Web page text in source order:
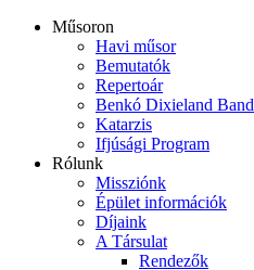
Műsoron
Havi műsor
Bemutatók
Repertoár
Benkó Dixieland Band
Katarzis
Ifjúsági Program
Rólunk
Missziónk
Épület információk
Díjaink
A Társulat
Rendezők